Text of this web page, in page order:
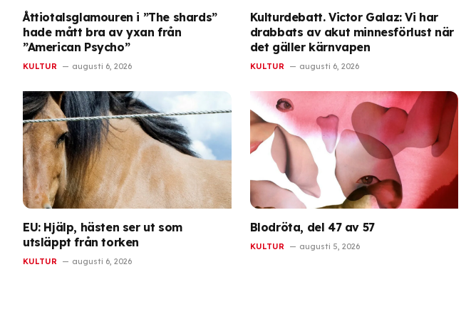
Åttiotalsglamouren i ”The shards”
hade mått bra av yxan från
”American Psycho”
KULTUR augusti 6, 2026
Kulturdebatt. Victor Galaz: Vi har
drabbats av akut minnesförlust när
det gäller kärnvapen
KULTUR augusti 6, 2026
EU: Hjälp, hästen ser ut som
utsläppt från torken
KULTUR augusti 6, 2026
Blodröta, del 47 av 57
KULTUR augusti 5, 2026